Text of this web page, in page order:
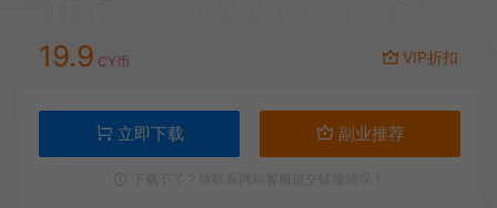
19.9 CY币 VIP折扣
立即下载 副业推荐